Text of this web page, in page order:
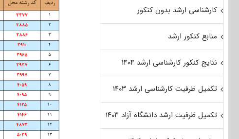
کارشناسی ارشد بدون کنکور
منابع کنکور ارشد
نتایج کنکور کارشناسی ارشد ۱۴۰۴
تکمیل ظرفیت کارشناسی ارشد ۱۴۰۳
تکمیل ظرفیت ارشد دانشگاه آزاد ۱۴۰۳